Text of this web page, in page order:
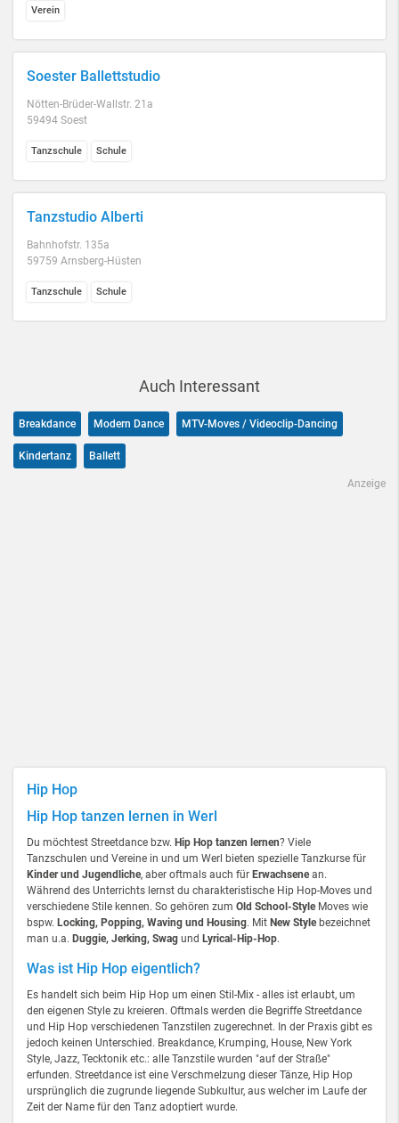
Hip Hop
Hip Hop tanzen lernen in Werl
Du möchtest Streetdance bzw. Hip Hop tanzen lernen? Viele
Tanzschulen und Vereine in und um Werl bieten spezielle Tanzkurse für
Kinder und Jugendliche, aber oftmals auch für Erwachsenean.
Während des Unterrichts lernst du charakteristische Hip Hop-Moves und
verschiedene Stile kennen. So gehören zum Old School-StyleMoves wie
bspw. Locking, Popping, Waving und Housing. Mit New Stylebezeichnet
man u.a. Duggie, Jerking, Swag und Lyrical-Hip-Hop.
Was ist Hip Hop eigentlich?
Es handelt sich beim Hip Hop um einen Stil-Mix - alles ist erlaubt, um
den eigenen Style zu kreieren. Oftmals werden die Begriffe Streetdance
und Hip Hop verschiedenen Tanzstilen zugerechnet. In der Praxis gibt es
jedoch keinen Unterschied. Breakdance, Krumping, House, New York
Style, Jazz, Tecktonik etc.: alle Tanzstile wurden "auf der Straße"
erfunden. Streetdance ist eine Verschmelzung dieser Tänze, Hip Hop
ursprünglich die zugrunde liegende Subkultur, aus welcher im Laufe der
Zeit der Name für den Tanz adoptiert wurde.
Verein
Soester Ballettstudio
Nötten-Brüder-Wallstr. 21a
59494 Soest
Tanzschule Schule
Tanzstudio Alberti
Bahnhofstr. 135a
59759 Arnsberg-Hüsten
Tanzschule Schule
Auch Interessant
Breakdance Modern Dance MTV-Moves / Videoclip-Dancing
Kindertanz Ballett
Anzeige